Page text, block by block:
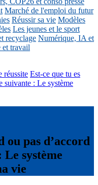
Marché de l'emploi du futur
Réussir sa vie Modèles
Les jeunes et le sport
recyclage Numérique, IA et
et travail
réussite Est-ce que tu es
suivante : Le système
ou pas d’accord
Le système
vie